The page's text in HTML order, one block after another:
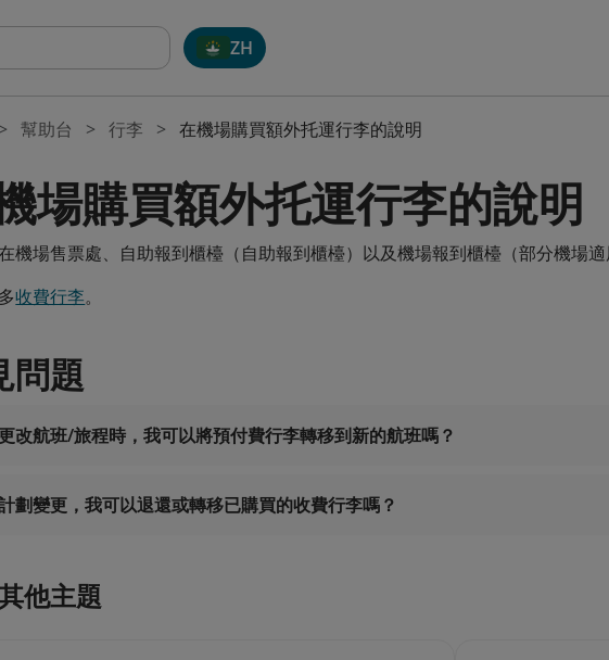
ZH
幫助台 行李 在機場購買額外托運行李的說明
場購買額外托運行李的說明
機場售票處、自助報到櫃檯（自助報到櫃檯）以及機場報到櫃檯（部分機場適
收費行李。
問題
改航班/旅程時，我可以將預付費行李轉移到新的航班嗎？
劃變更，我可以退還或轉移已購買的收費行李嗎？
他主題